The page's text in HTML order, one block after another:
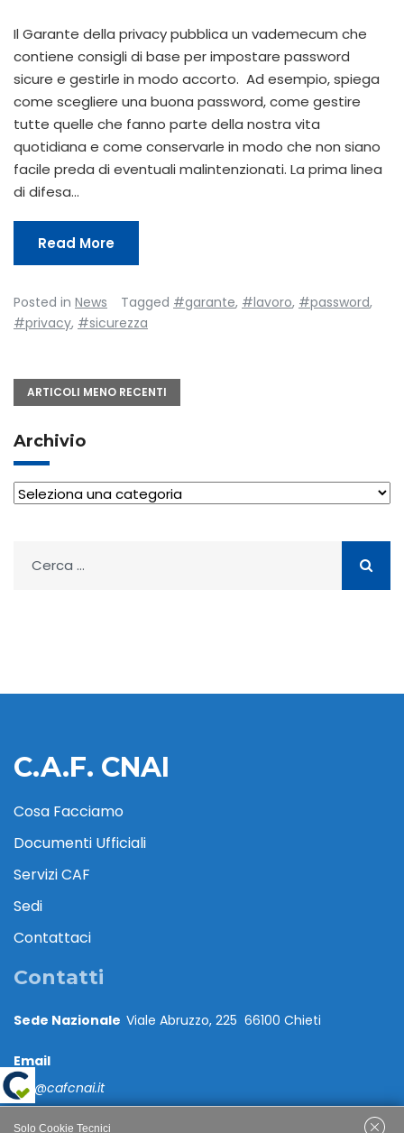
Il Garante della privacy pubblica un vademecum che
contiene consigli di base per impostare password
sicure e gestirle in modo accorto. Ad esempio, spiega
come scegliere una buona password, come gestire
tutte quelle che fanno parte della nostra vita
quotidiana e come conservarle in modo che non siano
facile preda di eventuali malintenzionati. La prima linea
di difesa…
Read More
Posted in News Tagged #garante, #lavoro, #password,
#privacy, #sicurezza
Navigazione
ARTICOLI MENO RECENTI
Archivio
Archivio
per:
C.A.F. CNAI
Cosa Facciamo
Documenti Ufficiali
Servizi CAF
Sedi
Contattaci
Contatti
Sede Nazionale Viale Abruzzo, 225 66100 Chieti
Email
caf@cafcnai.it
Posta Certificata
Solo Cookie Tecnici